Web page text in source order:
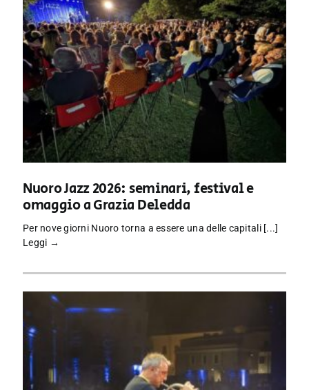
Nuoro Jazz 2026: seminari, festival e
omaggio a Grazia Deledda
Per nove giorni Nuoro torna a essere una delle capitali [...]
Leggi →